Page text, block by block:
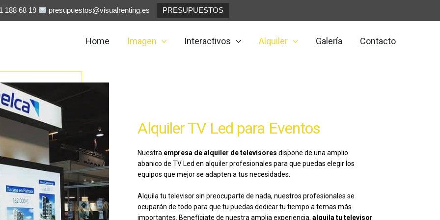
188 68 19 presupuestos@visualrenting.es PRESUPUESTOS
Home Imagen Interactivos Alquiler Galería Contacto
Alquiler TV Led para Eventos
Nuestra empresa de alquiler de televisores dispone de una amplio
abanico de TV Led en alquiler profesionales para que puedas elegir los
equipos que mejor se adapten a tus necesidades.
Alquila tu televisor sin preocuparte de nada, nuestros profesionales se
ocuparán de todo para que tu puedas dedicar tu tiempo a temas más
importantes. Benefíciate de nuestra amplia experiencia,alquila tu televisor